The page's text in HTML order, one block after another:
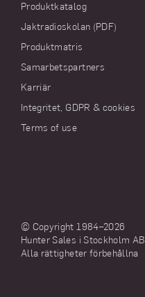
Produktkatalog
Jaktradioskolan (PDF)
Produktmatris
Samarbetspartners
Karriär
Integritet, GDPR & cookies
Terms of use
© Copyright 1984–2026
Hunter Sales i Stockholm AB
Alla rättigheter förbehållna